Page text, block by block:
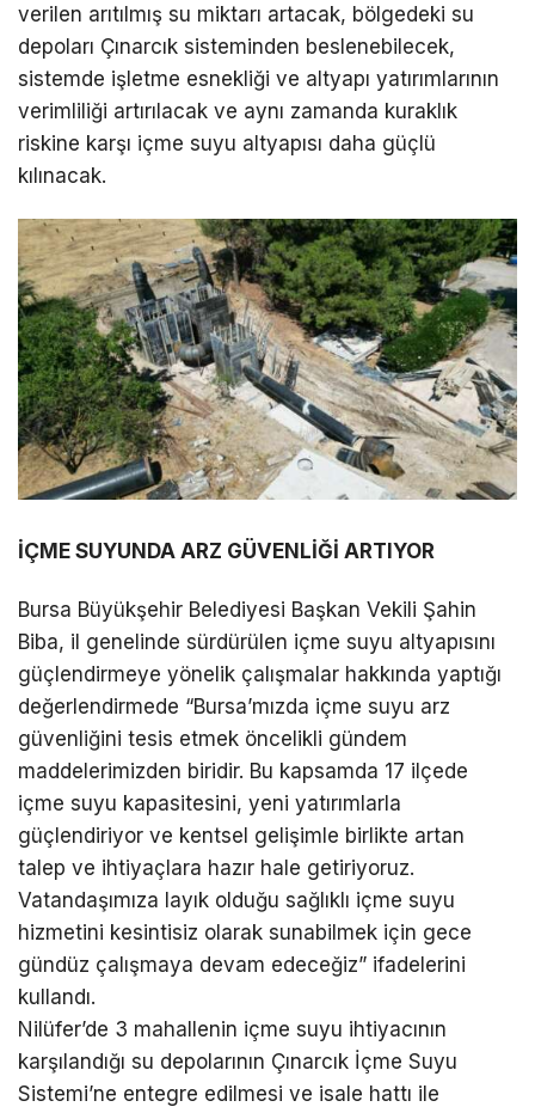
verilen arıtılmış su miktarı artacak, bölgedeki su
depoları Çınarcık sisteminden beslenebilecek,
sistemde işletme esnekliği ve altyapı yatırımlarının
verimliliği artırılacak ve aynı zamanda kuraklık
riskine karşı içme suyu altyapısı daha güçlü
kılınacak.
İÇME SUYUNDA ARZ GÜVENLİĞİ ARTIYOR
Bursa Büyükşehir Belediyesi Başkan Vekili Şahin
Biba, il genelinde sürdürülen içme suyu altyapısını
güçlendirmeye yönelik çalışmalar hakkında yaptığı
değerlendirmede “Bursa’mızda içme suyu arz
güvenliğini tesis etmek öncelikli gündem
maddelerimizden biridir. Bu kapsamda 17 ilçede
içme suyu kapasitesini, yeni yatırımlarla
güçlendiriyor ve kentsel gelişimle birlikte artan
talep ve ihtiyaçlara hazır hale getiriyoruz.
Vatandaşımıza layık olduğu sağlıklı içme suyu
hizmetini kesintisiz olarak sunabilmek için gece
gündüz çalışmaya devam edeceğiz” ifadelerini
kullandı.
Nilüfer’de 3 mahallenin içme suyu ihtiyacının
karşılandığı su depolarının Çınarcık İçme Suyu
Sistemi’ne entegre edilmesi ve isale hattı ile